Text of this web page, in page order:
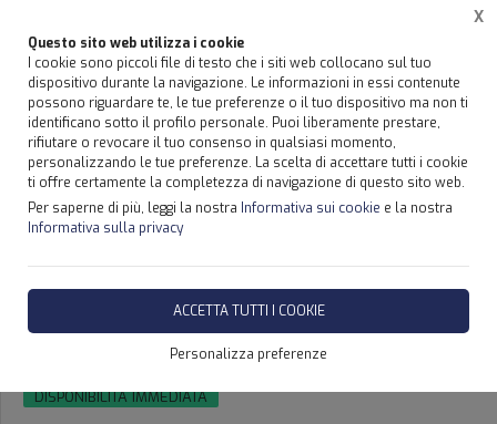
Questo sito web utilizza i cookie
I cookie sono piccoli file di testo che i siti web collocano sul tuo
dispositivo durante la navigazione. Le informazioni in essi contenute
possono riguardare te, le tue preferenze o il tuo dispositivo ma non ti
identificano sotto il profilo personale. Puoi liberamente prestare,
rifiutare o revocare il tuo consenso in qualsiasi momento,
personalizzando le tue preferenze. La scelta di accettare tutti i cookie
ti offre certamente la completezza di navigazione di questo sito web.
Per saperne di più, leggi la nostra Informativa sui cookie e la nostra
Informativa sulla privacy
ACCETTA TUTTI I COOKIE
Personalizza preferenze
X
Home Usato Autocarri - Camion
100E22 ANNO 2007 IVECO
100E22
DISPONIBILITÀ IMMEDIATA